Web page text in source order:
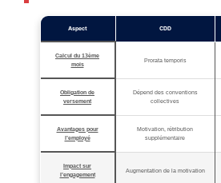
Aspect CDD
Calcul du 13ème
mois
Prorata temporis
Obligation de
versement
Dépend des conventions
collectives
Avantages pour
l’employé
Motivation, rétribution
supplémentaire
Impact sur
l’engagement
Augmentation de la motivation